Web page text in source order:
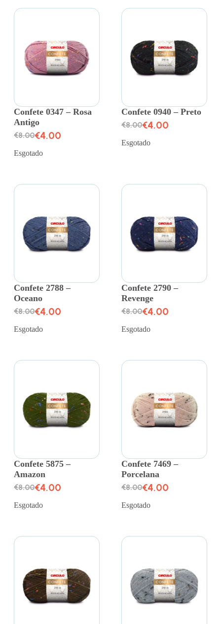
Confete 0347 – Rosa
Antigo
€8.00€4.00
Esgotado
Confete 0940 – Preto
€8.00€4.00
Esgotado
Confete 2788 –
Oceano
€8.00€4.00
Esgotado
Confete 2790 –
Revenge
€8.00€4.00
Esgotado
Confete 5875 –
Amazon
€8.00€4.00
Esgotado
Confete 7469 –
Porcelana
€8.00€4.00
Esgotado